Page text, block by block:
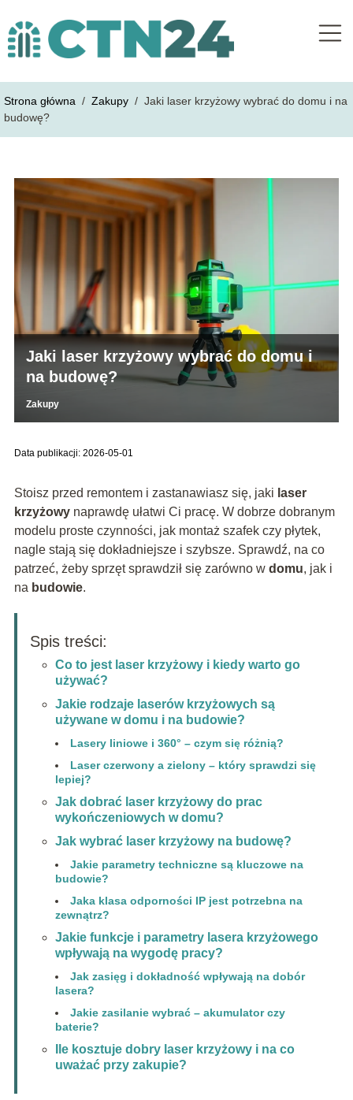
Strona główna / Zakupy / Jaki laser krzyżowy wybrać do domu i na
budowę?
Jaki laser krzyżowy wybrać do domu i
na budowę?
Zakupy
Data publikacji: 2026-05-01
Stoisz przed remontem i zastanawiasz się, jaki laser
krzyżowynaprawdę ułatwi Ci pracę. W dobrze dobranym
modelu proste czynności, jak montaż szafek czy płytek,
nagle stają się dokładniejsze i szybsze. Sprawdź, na co
patrzeć, żeby sprzęt sprawdził się zarówno w domu, jak i
na budowie.
Spis treści:
Co to jest laser krzyżowy i kiedy warto go
używać?
Jakie rodzaje laserów krzyżowych są
używane w domu i na budowie?
Lasery liniowe i 360° – czym się różnią?
Laser czerwony a zielony – który sprawdzi się
lepiej?
Jak dobrać laser krzyżowy do prac
wykończeniowych w domu?
Jak wybrać laser krzyżowy na budowę?
Jakie parametry techniczne są kluczowe na
budowie?
Jaka klasa odporności IP jest potrzebna na
zewnątrz?
Jakie funkcje i parametry lasera krzyżowego
wpływają na wygodę pracy?
Jak zasięg i dokładność wpływają na dobór
lasera?
Jakie zasilanie wybrać – akumulator czy
baterie?
Ile kosztuje dobry laser krzyżowy i na co
uważać przy zakupie?